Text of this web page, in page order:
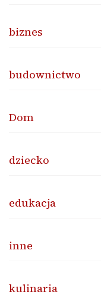
biznes
budownictwo
Dom
dziecko
edukacja
inne
kulinaria